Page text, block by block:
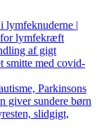
lymfeknuderne |
for lymfekræft
af gigt
smitte med covid-
Parkinsons
giver sundere børn
slidgigt,